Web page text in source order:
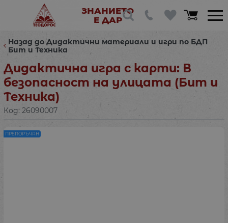
ЗНАНИЕТО
Е ДАР
Назад до Дидактични материали и игри по БДП
Бит и Техника
Дидактична игра с карти: В
безопасност на улицата (Бит и
Техника)
Код: 26090007
ПРЕПОРЪЧАН